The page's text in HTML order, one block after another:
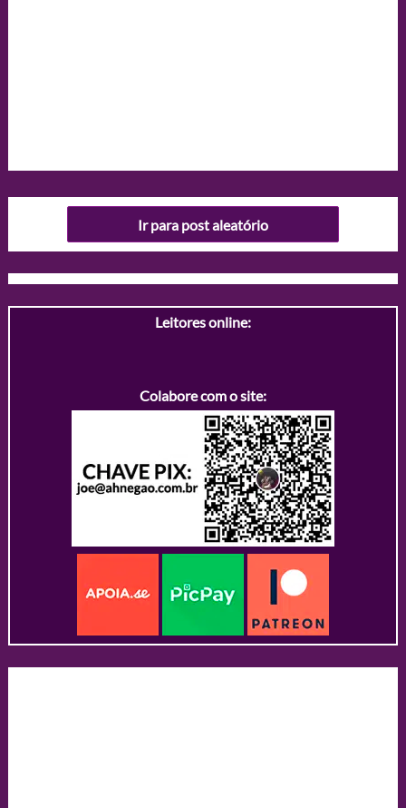
Ir para post aleatório
Leitores online:
Colabore com o site: